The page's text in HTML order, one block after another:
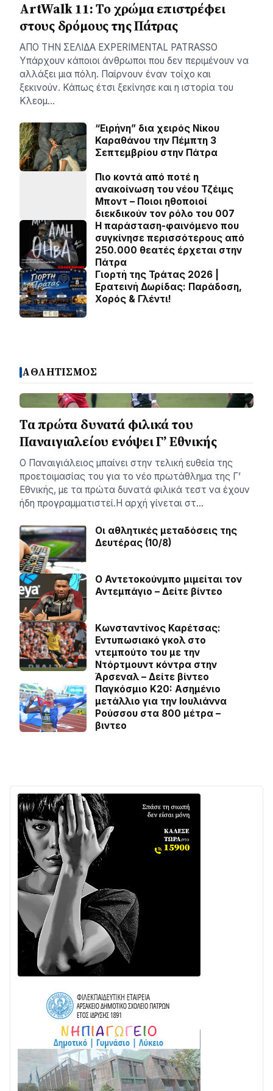
ArtWalk 11: Το χρώμα επιστρέφει
στους δρόμους της Πάτρας
AΠΟ ΤΗΝ ΣΕΛΙΔΑ EXPERIMENTAL PATRASSO
Υπάρχουν κάποιοι άνθρωποι που δεν περιμένουν να
αλλάξει μια πόλη. Παίρνουν έναν τοίχο και
ξεκινούν. Κάπως έτσι ξεκίνησε και η ιστορία του
Κλεομ…
“Ειρήνη” δια χειρός Νίκου
Καραθάνου την Πέμπτη 3
Σεπτεμβρίου στην Πάτρα
Πιο κοντά από ποτέ η
ανακοίνωση του νέου Τζέιμς
Μποντ – Ποιοι ηθοποιοί
διεκδικούν τον ρόλο του 007
Η παράσταση-φαινόμενο που
συγκίνησε περισσότερους από
250.000 θεατές έρχεται στην
Πάτρα
Γιορτή της Τράτας 2026 |
Ερατεινή Δωρίδας: Παράδοση,
Χορός & Γλέντι!
ΑΘΛΗΤΙΣΜΟΣ
Τα πρώτα δυνατά φιλικά του
Παναιγιαλείου ενόψει Γ’ Εθνικής
Ο Παναιγιάλειος μπαίνει στην τελική ευθεία της
προετοιμασίας του για το νέο πρωτάθλημα της Γ’
Εθνικής, με τα πρώτα δυνατά φιλικά τεστ να έχουν
ήδη προγραμματιστεί.Η αρχή γίνεται στ…
Οι αθλητικές μεταδόσεις της
Δευτέρας (10/8)
Ο Αντετοκούνμπο μιμείται τον
Αντεμπάγιο – Δείτε βίντεο
Κωνσταντίνος Καρέτσας:
Εντυπωσιακό γκολ στο
ντεμπούτο του με την
Ντόρτμουντ κόντρα στην
Άρσεναλ – Δείτε βίντεο
Παγκόσμιο Κ20: Ασημένιο
μετάλλιο για την Ιουλιάννα
Ρούσσου στα 800 μέτρα –
βιντεο